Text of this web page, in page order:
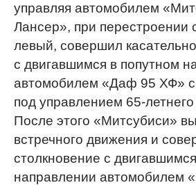
управляя автомобилем
Лансер», при перестроении
левый, совершил
с двигавшимся в попутном
автомобилем «Даф 95 ХФ»
под управлением 65-
После этого «Митсубиси»
встречного движения и
столкновение с
направлении автомобилем